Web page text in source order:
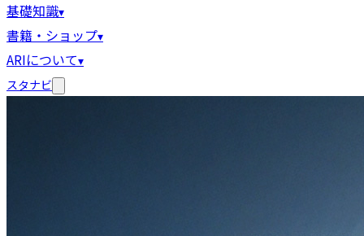
基礎知識▾
書籍・ショップ▾
ARIについて▾
スタナビ